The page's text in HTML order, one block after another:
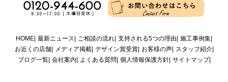
HOME 最新ニュース ご相談の流れ 支持される5つの理由 施工事例集
お近くの店舗
メディア掲載 デザイン賞受賞 お客様の声
スタッフ紹介
ブログ一覧 会社案内 よくある質問 個人情報保護方針 サイトマップ